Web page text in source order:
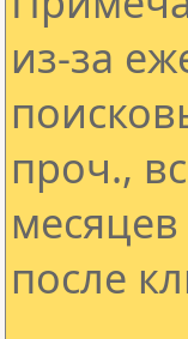
из-за
проч.,
после